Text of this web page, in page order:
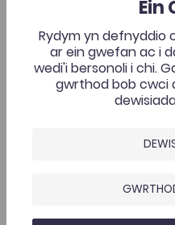
Ychwanegwyd: 03/06/
Doctoriaid Yfory
Cymraeg eu hiaith sy’n
gyfer llefydd ar gyrsiau
categori hwn, gellir
adnoddau sy’n
AGOR
Darlith Flynyddol 2019:
Darlith Flynyddol
2K
Ein
Rydym yn defnyddio
ar ein gwefan ac i
wedi'i bersonoli i chi.
gwrthod bob cwci